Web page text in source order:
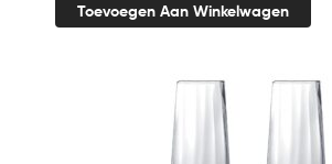
Toevoegen Aan Winkelwagen